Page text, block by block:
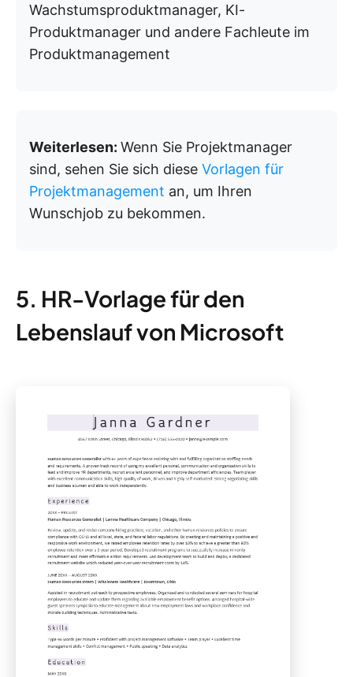
Wachstumsproduktmanager, KI-
Produktmanager und andere Fachleute im
Produktmanagement
Weiterlesen: Wenn Sie Projektmanager
sind, sehen Sie sich diese Vorlagen für
Projektmanagement an, um Ihren
Wunschjob zu bekommen.
5. HR-Vorlage für den
Lebenslauf von Microsoft